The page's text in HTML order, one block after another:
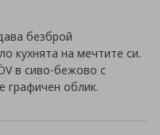
безброй
кухнята на мечтите си.
в сиво-бежово с
графичен облик.